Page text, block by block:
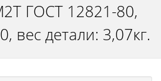
ГОСТ 12821-80,
вес детали: 3,07кг.